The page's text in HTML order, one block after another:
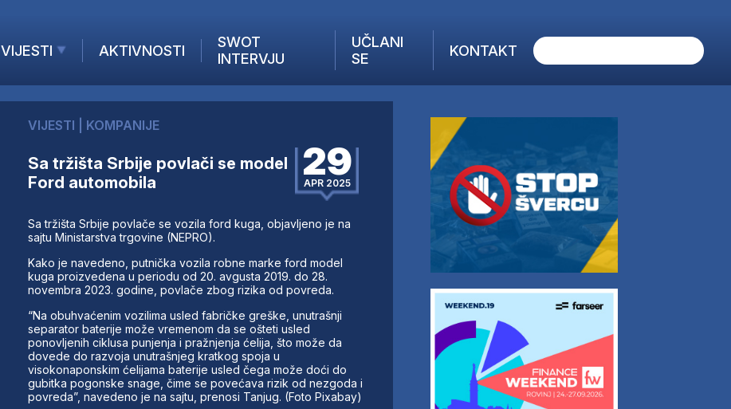
VIJESTI
AKTUELNO
KOMPANIJE
FINANSIJE
IZ STRANIH MEDIJA
AKTIVNOSTI
SWOT
INTERVJU
UČLANI
SE
KONTAKT
VIJESTI KOMPANIJE
Sa tržišta Srbije povlači se model
Ford automobila
29
APR 2025
Sa tržišta Srbije povlače se vozila ford kuga, objavljeno je na
sajtu Ministarstva trgovine (NEPRO).
Kako je navedeno, putnička vozila robne marke ford model
kuga proizvedena u periodu od 20. avgusta 2019. do 28.
novembra 2023. godine, povlače zbog rizika od povreda.
“Na obuhvaćenim vozilima usled fabričke greške, unutrašnji
separator baterije može vremenom da se ošteti usled
ponovljenih ciklusa punjenja i pražnjenja ćelija, što može da
dovede do razvoja unutrašnjeg kratkog spoja u
visokonaponskim ćelijama baterije usled čega može doći do
gubitka pogonske snage, čime se povećava rizik od nezgoda i
povreda”, navedeno je na sajtu, prenosi Tanjug. (Foto Pixabay)